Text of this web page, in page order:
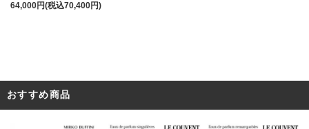
64,000円(税込70,400円)
おすすめ商品